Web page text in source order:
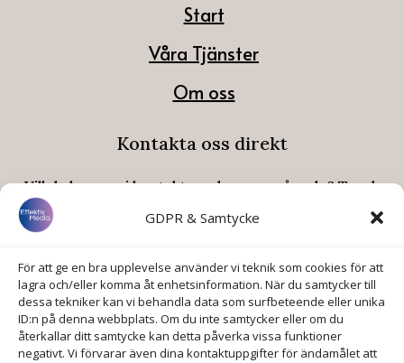
GDPR & Samtycke
För att ge en bra upplevelse använder vi teknik som cookies för att
lagra och/eller komma åt enhetsinformation. När du samtycker till
dessa tekniker kan vi behandla data som surfbeteende eller unika
ID:n på denna webbplats. Om du inte samtycker eller om du
återkallar ditt samtycke kan detta påverka vissa funktioner
negativt. Vi förvarar även dina kontaktuppgifter för ändamålet att
Start
Våra Tjänster
Om oss
Kontakta oss direkt
Vill du komma i kontakt med oss omgående? Tryck
här nedan så öppnas ett nytt fönster direkt.
 073-970 05 25
 anna@valentinaredovisning.se